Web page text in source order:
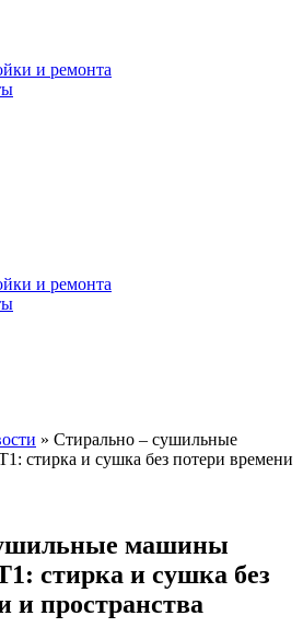
и ремонта
и ремонта
» Стирально – сушильные
стирка и сушка без потери времени
машины
стирка и сушка без
и пространства